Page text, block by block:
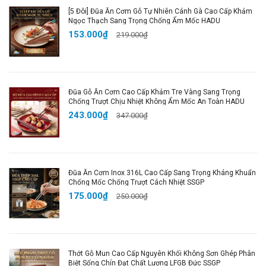
thoải mái, chống nóng bỏng tay, phù hợp cho những
lần nấu ăn lâu dài.
Bền Bỉ và An Toàn
méo mó sau thời gian dài sử dụng, mang lại sự bền
Đạt Tiêu Chuẩn LFGB Đức: Đảm bảo an toàn
tuyệt đối cho sức khỏe, không chứa hóa chất độc
hại.
Kích thước: 38cm x 12,3cm
Trọng lượng : 300g
Chất liệu
Màu sắc
[5 Đôi] Đũa Ăn Cơm Gỗ Tự Nhiên Cánh Gà Cao Cấp Khảm
Ngọc Thạch Sang Trọng Chống Ẩm Mốc HADU
153.000₫ 219.000₫
Đũa Gỗ Ăn Cơm Cao Cấp Khảm Tre Vàng Sang Trọng
Chống Trượt Chịu Nhiệt Không Ẩm Mốc An Toàn HADU
243.000₫ 347.000₫
Đũa Ăn Cơm Inox 316L Cao Cấp Sang Trọng Kháng Khuẩn
Chống Mốc Chống Trượt Cách Nhiệt SSGP
175.000₫ 250.000₫
Thớt Gỗ Mun Cao Cấp Nguyên Khối Không Sơn Ghép Phân
Biệt Sống Chín Đạt Chất Lượng LFGB Đức SSGP